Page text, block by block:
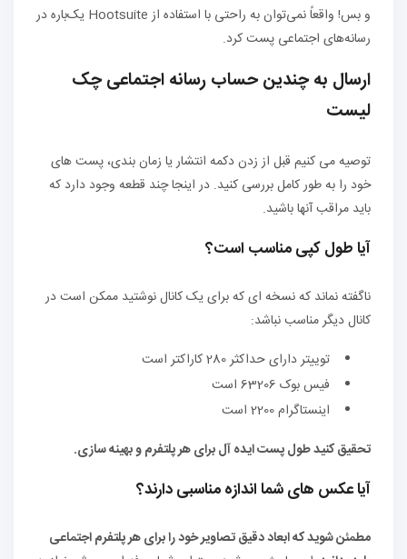
و بس! واقعاً نمی‌توان به راحتی با استفاده از Hootsuite یک‌باره در
رسانه‌های اجتماعی پست کرد.
ارسال به چندین حساب رسانه اجتماعی چک
لیست
توصیه می کنیم قبل از زدن دکمه انتشار یا زمان بندی، پست های
خود را به طور کامل بررسی کنید. در اینجا چند قطعه وجود دارد که
باید مراقب آنها باشید.
آیا طول کپی مناسب است؟
ناگفته نماند که نسخه ای که برای یک کانال نوشتید ممکن است در
کانال دیگر مناسب نباشد:
توییتر دارای حداکثر 280 کاراکتر است
فیس بوک 63206 است
اینستاگرام 2200 است
تحقیق کنیدطول پست ایده آلبرای هر پلتفرم و بهینه سازی.
آیا عکس های شما اندازه مناسبی دارند؟
مطمئن شوید که ابعاد دقیق تصاویر خود را برای هر پلتفرم اجتماعی